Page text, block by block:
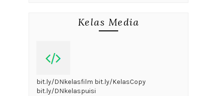
Kelas Media
bit.ly/DNkelasfilm bit.ly/KelasCopy
bit.ly/DNkelaspuisi